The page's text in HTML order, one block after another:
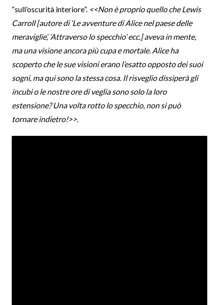
“sull’oscurità interiore”. <<Non è proprio quello che Lewis
Carroll [autore di ‘Le avventure di Alice nel paese delle
meraviglie’, ‘Attraverso lo specchio’ ecc.] aveva in mente,
ma una visione ancora più cupa e mortale. Alice ha
scoperto che le sue visioni erano l’esatto opposto dei suoi
sogni, ma qui sono la stessa cosa. Il risveglio dissiperà gli
incubi o le nostre ore di veglia sono solo la loro
estensione? Una volta rotto lo specchio, non si può
tornare indietro!>>.